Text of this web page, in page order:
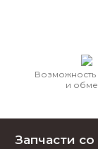
Возможность
и
Запчасти